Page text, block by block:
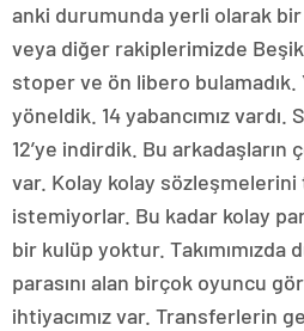
anki durumunda yerli olarak bir
veya diğer rakiplerimizde
stoper ve ön libero bulamadık.
yöneldik. 14 yabancımız vardı.
12’ye indirdik. Bu
var. Kolay kolay
istemiyorlar. Bu kadar kolay
bir kulüp yoktur. Takımımızda
parasını alan birçok oyuncu
ihtiyacımız var. Transferlerin